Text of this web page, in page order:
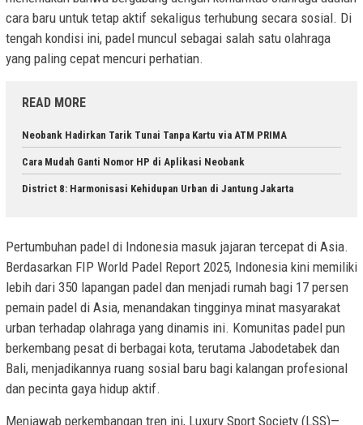
cara baru untuk tetap aktif sekaligus terhubung secara sosial. Di
tengah kondisi ini, padel muncul sebagai salah satu olahraga
yang paling cepat mencuri perhatian.
READ MORE
Neobank Hadirkan Tarik Tunai Tanpa Kartu via ATM PRIMA
Cara Mudah Ganti Nomor HP di Aplikasi Neobank
District 8: Harmonisasi Kehidupan Urban di Jantung Jakarta
Pertumbuhan padel di Indonesia masuk jajaran tercepat di Asia.
Berdasarkan FIP World Padel Report 2025, Indonesia kini memiliki
lebih dari 350 lapangan padel dan menjadi rumah bagi 17 persen
pemain padel di Asia, menandakan tingginya minat masyarakat
urban terhadap olahraga yang dinamis ini. Komunitas padel pun
berkembang pesat di berbagai kota, terutama Jabodetabek dan
Bali, menjadikannya ruang sosial baru bagi kalangan profesional
dan pecinta gaya hidup aktif.
Menjawab perkembangan tren ini, Luxury Sport Society (LSS)—